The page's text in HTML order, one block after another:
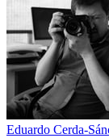
Eduardo Cerda-